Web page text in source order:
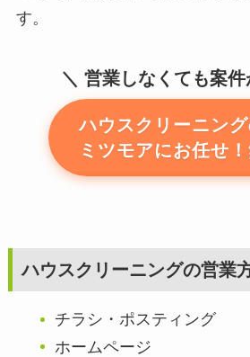
す。
営業しなくても案件
ハウスクリーニン
ミツモアにお任せ
ハウスクリーニングの営業
チラシ・ポスティング
ホームページ